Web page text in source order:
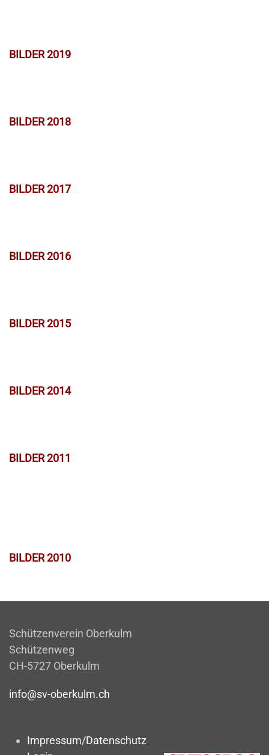
BILDER 2019
BILDER 2018
BILDER 2017
BILDER 2016
BILDER 2015
BILDER 2014
BILDER 2011
BILDER 2010
Schützenverein Oberkulm
Schützenweg
CH-5727 Oberkulm
info@sv-oberkulm.ch
Impressum/Datenschutz